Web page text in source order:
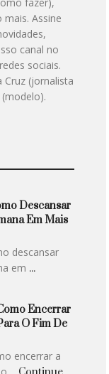
fazer),
Assine
canal no
sociais.
Cruz (jornalista
Descansar
Em Mais
descansar
em ...
Encerrar
O Fim De
encerrar a